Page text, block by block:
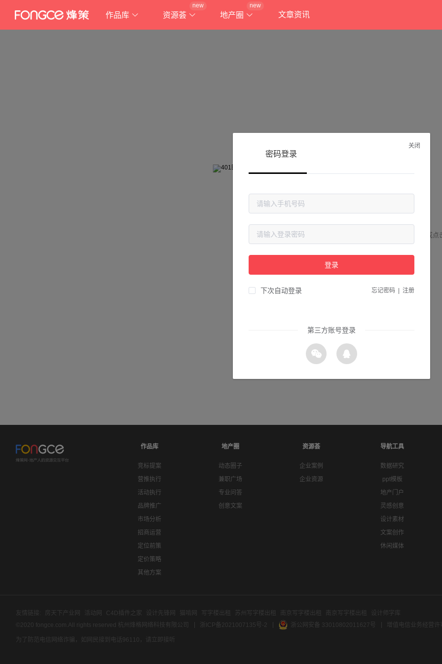
作品库 资源荟
new
地产圈
new
文章资讯
抱歉!
请检查您输入的网址是否正确，或点
作品库
竞标提案
营推执行
活动执行
品牌推广
市场分析
招商运营
定位前策
定价策略
其他方案
地产圈
动态圈子
兼职广场
专业问答
创意文案
资源荟
企业案例
企业资源
导航工具
数据研究
ppt模板
地产门户
灵感创意
设计素材
文案创作
休闲媒体
友情链接: 房天下产业网 活动网 C4D插件之家 设计先锋网 猫啃网 写字楼出租 苏州写字楼出租 南京写字楼出租 南京写字楼出租
设计师字库
©2020 fongce.com.All rights reserved 杭州烽格网络科技有限公司
浙ICP备2021007135号-2 浙公网安备 33010802011627号 增值电信业务经营
为了防范电信网络诈骗，如网民接到电话96110，请立即接听
关闭
密码登录
登录
下次自动登录 忘记密码 注册
第三方账号登录